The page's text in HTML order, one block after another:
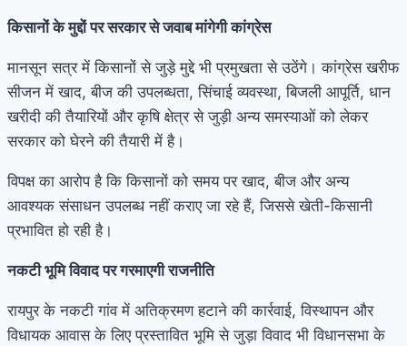
किसानों के मुद्दों पर सरकार से जवाब मांगेगी कांग्रेस
मानसून सत्र में किसानों से जुड़े मुद्दे भी प्रमुखता से उठेंगे। कांग्रेस खरीफ
सीजन में खाद, बीज की उपलब्धता, सिंचाई व्यवस्था, बिजली आपूर्ति, धान
खरीदी की तैयारियों और कृषि क्षेत्र से जुड़ी अन्य समस्याओं को लेकर
सरकार को घेरने की तैयारी में है।
विपक्ष का आरोप है कि किसानों को समय पर खाद, बीज और अन्य
आवश्यक संसाधन उपलब्ध नहीं कराए जा रहे हैं, जिससे खेती-किसानी
प्रभावित हो रही है।
नकटी भूमि विवाद पर गरमाएगी राजनीति
रायपुर के नकटी गांव में अतिक्रमण हटाने की कार्रवाई, विस्थापन और
विधायक आवास के लिए प्रस्तावित भूमि से जुड़ा विवाद भी विधानसभा के